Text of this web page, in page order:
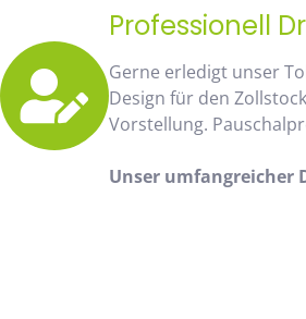
Professionell
Gerne erledigt unser
Design für den
Vorstellung.
Unser umfangreicher